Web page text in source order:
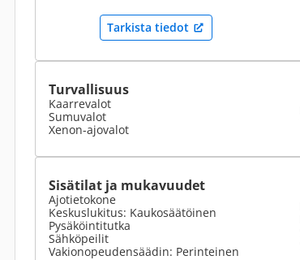
Tarkista tiedot
Turvallisuus
Kaarrevalot
Sumuvalot
Xenon-ajovalot
Sisätilat ja mukavuudet
Ajotietokone
Keskuslukitus: Kaukosäätöinen
Pysäköintitutka
Sähköpeilit
Vakionopeudensäädin: Perinteinen